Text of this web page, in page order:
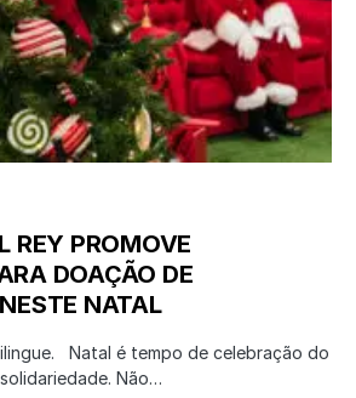
REY PROMOVE
DOAÇÃO DE
NATAL
Natal é tempo de celebração do
Não…